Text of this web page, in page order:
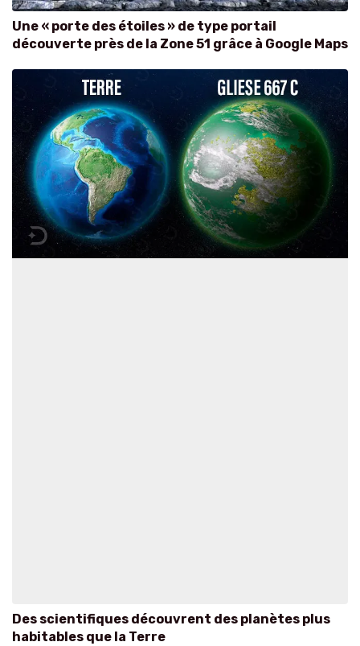
Une « porte des étoiles » de type portail
découverte près de la Zone 51 grâce à Google Maps
Des scientifiques découvrent des planètes plus
habitables que la Terre